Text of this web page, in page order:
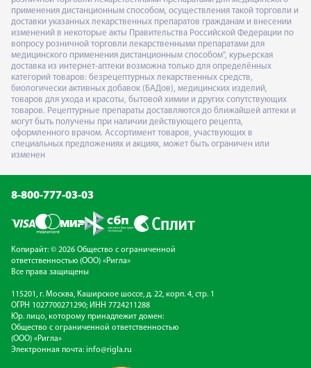
применения дистанционным способом, осуществления такой торговли и
доставки указанных лекарственных препаратов гражданам и внесении
изменений в некоторые акты Правительства Российской Федерации по
вопросу розничной торговли лекарственными препаратами для
медицинского применения дистанционным способом", курьерская
доставка из интернет-аптеки возможна только для определённых
категорий товаров: безрецептурных лекарственных средств,
биологически активных добавок (БАДов), медицинских изделий,
товаров для ухода и красоты, бытовой химии и других сопутствующих
товаров. Рецептурные препараты доставляются до ближайшей аптеки и
могут быть получены при наличии действующего рецепта,
оформленного врачом. Ассортимент товаров, участвующих в
специальных предложениях и акциях, может быть ограничен или
изменен
8-800-777-03-03
Копирайт: © 2026 Общество с ограниченной
ответственностью (ООО) «Ригла»
Все права защищены
115201, г. Москва, Каширское шоссе, д. 22, корп. 4, стр. 1
ОГРН 1027700271290; ИНН 7724211288
Юр. лицо, которому принадлежит домен:
Общество с ограниченной ответственностью
(ООО) «Ригла»
Электронная почта: info@rigla.ru